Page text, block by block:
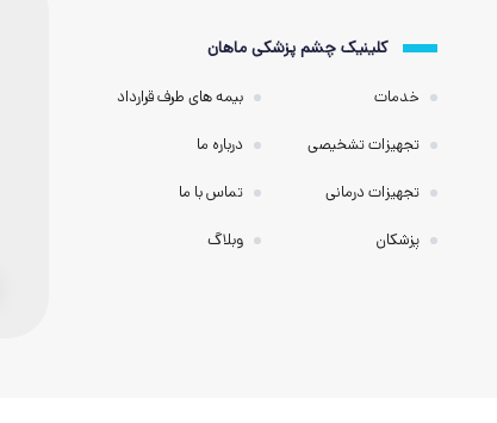
کلینیک چشم پزشکی ماهان
خدمات
تجهیزات تشخیصی
تجهیزات درمانی
پزشکان
بیمه های طرف قرارداد
درباره ما
تماس با ما
وبلاگ